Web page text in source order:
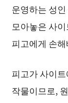
운영하는 성
모아놓은 사
피고에게 손
피고가 사이
작물이므로,